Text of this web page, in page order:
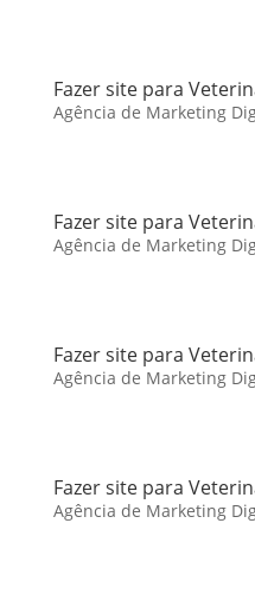
Fazer site para
Agência de Marketing
Fazer site para
Agência de Marketing
Fazer site para
Agência de Marketing
Fazer site para
Agência de Marketing